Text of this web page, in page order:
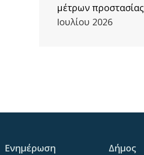
μέτρων προστασίας
Ιουλίου 2026
Ενημέρωση Δήμος